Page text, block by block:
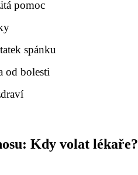
pomoc
spánku
od bolesti
Kdy volat lékaře?